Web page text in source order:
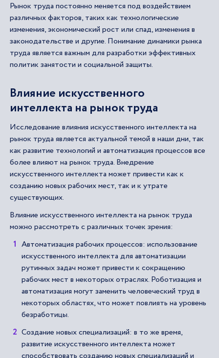
Рынок труда постоянно меняется под воздействием
различных факторов, таких как технологические
изменения, экономический рост или спад, изменения в
законодательстве и другие. Понимание динамики рынка
труда является важным для разработки эффективных
политик занятости и социальной защиты.
Влияние искусственного
интеллекта на рынок труда
Исследование влияния искусственного интеллекта на
рынок труда является актуальной темой в наши дни, так
как развитие технологий и автоматизация процессов все
более влияют на рынок труда. Внедрение
искусственного интеллекта может привести как к
созданию новых рабочих мест, так и к утрате
существующих.
Влияние искусственного интеллекта на рынок труда
можно рассмотреть с различных точек зрения:
Автоматизация рабочих процессов: использование
искусственного интеллекта для автоматизации
рутинных задач может привести к сокращению
рабочих мест в некоторых отраслях. Роботизация и
автоматизация могут заменить человеческий труд в
некоторых областях, что может повлиять на уровень
безработицы.
Создание новых специализаций: в то же время,
развитие искусственного интеллекта может